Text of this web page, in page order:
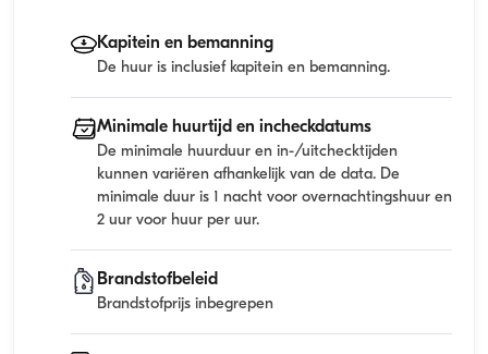
Kapitein en bemanning
De huur is inclusief kapitein en bemanning.
Minimale huurtijd en incheckdatums
De minimale huurduur en in-/uitchecktijden
kunnen variëren afhankelijk van de data. De
minimale duur is 1 nacht voor overnachtingshuur en
2 uur voor huur per uur.
Brandstofbeleid
Brandstofprijs inbegrepen